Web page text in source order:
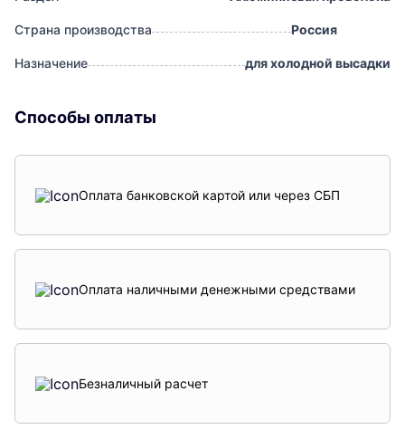
Страна производства Россия
Назначение для холодной высадки
Способы оплаты
Оплата банковской картой или через СБП
Оплата наличными денежными средствами
Безналичный расчет